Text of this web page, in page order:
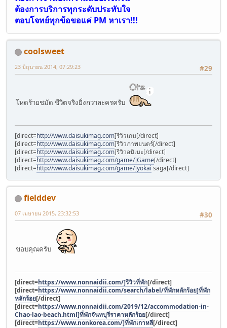
ต้องการบริการทุกระดับประทับใจ
ตอบโจทย์ทุกข้อขอแค่ PM หาเรา!!!
coolsweet
#29
23 มิถุนายน 2014, 07:29:23
โหดร้ายชมัด ชีวิตจริงยิ่งกว่าละครครับ
[direct=http://www.daisukimag.com]รีวิวเกม[/direct]
[direct=http://www.daisukimag.com]รีวิวภาพยนตร์[/direct]
[direct=http://www.daisukimag.com]รีวิวอนิเมะ[/direct]
[direct=http://www.daisukimag.com/game/]Game[/direct]
[direct=http://www.daisukimag.com/game/]yokai saga[/direct]
fielddev
#30
07 เมษายน 2015, 23:32:53
ขอบคุณครับ
[direct=https://www.nonnaidii.com/]รีวิวที่พัก[/direct]
[direct=https://www.nonnaidii.com/search/label/ที่พักหลักร้อย]ที่พัก
หลักร้อย[/direct]
[direct=https://www.nonnaidii.com/2019/12/accommodation-in-
Chao-lao-beach.html]ที่พักจันทบุรีราคาหลักร้อย[/direct]
[direct=https://www.nonkorea.com/]ที่พักเกาหลี[/direct]